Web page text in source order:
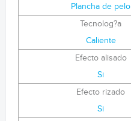
Plancha de pelo
Tecnolog?a
Caliente
Efecto alisado
Si
Efecto rizado
Si